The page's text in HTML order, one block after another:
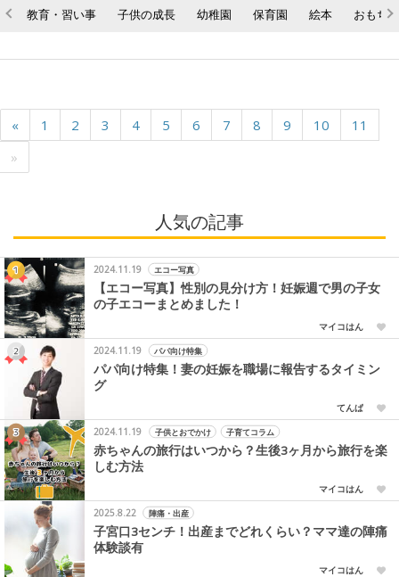
教育・習い事 子供の成長 幼稚園 保育園 絵本 おもち
« 1 2 3 4 5 6 7 8 9 10
11
»
人気の記事
2024.11.19 エコー写真
【エコー写真】性別の見分け方！妊娠週で男の子女
の子エコーまとめました！
マイコはん
2024.11.19
パパ向け特集
パパ向け特集！妻の妊娠を職場に報告するタイミン
グ
てんぱ
2024.11.19
子供とおでかけ 子育てコラム
赤ちゃんの旅行はいつから？生後3ヶ月から旅行を楽
しむ方法
マイコはん
2025.8.22
陣痛・出産
子宮口3センチ！出産までどれくらい？ママ達の陣痛
体験談有
マイコはん